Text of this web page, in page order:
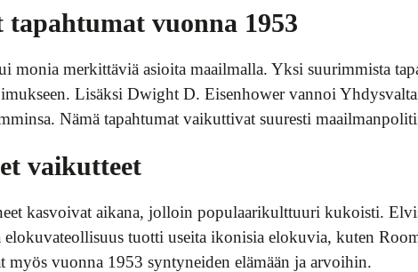
vuonna 1953
monia merkittäviä asioita maailmalla. Yksi suurimmista
Lisäksi Dwight D. Eisenhower vannoi
Nämä tapahtumat vaikuttivat suuresti
vaikutteet
kasvoivat aikana, jolloin populaarikulttuuri kukoisti.
tuotti useita ikonisia elokuvia, kuten
myös vuonna 1953 syntyneiden elämään ja arvoihin.